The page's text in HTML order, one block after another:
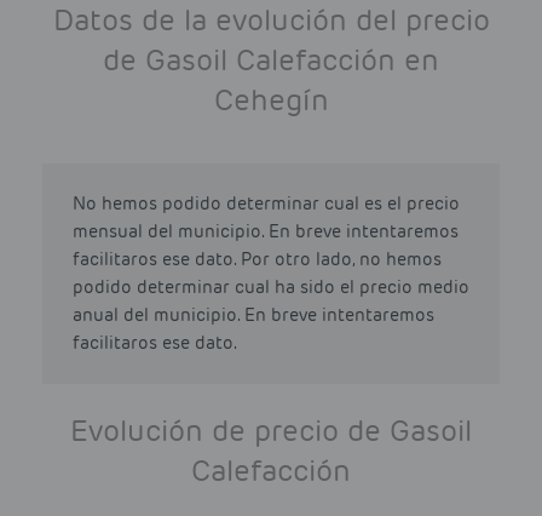
Datos de la evolución del precio
de Gasoil Calefacción en
Cehegín
No hemos podido determinar cual es el precio
mensual del municipio. En breve intentaremos
facilitaros ese dato. Por otro lado, no hemos
podido determinar cual ha sido el precio medio
anual del municipio. En breve intentaremos
facilitaros ese dato.
Evolución de precio de Gasoil
Calefacción